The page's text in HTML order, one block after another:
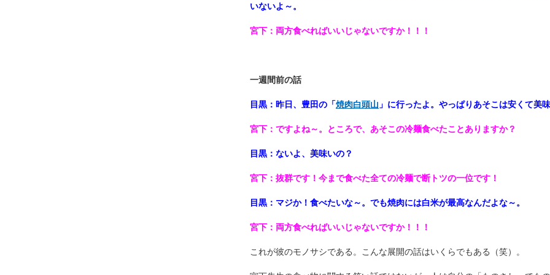
いないよ～。
宮下：両方食べればいいじゃないですか！！！
一週間前の話
目黒：昨日、豊田の「焼肉白頭山 」に行ったよ。やっぱりあそこは安くて美味
宮下：ですよね～。ところで、あそこの冷麺食べたことありますか？
目黒：ないよ、美味いの？
宮下：抜群です！今まで食べた全ての冷麺で断トツの一位です！
目黒：マジか！食べたいな～。でも焼肉には白米が最高なんだよな～。
宮下：両方食べればいいじゃないですか！！！
これが彼のモノサシである。こんな展開の話はいくらでもある（笑）。